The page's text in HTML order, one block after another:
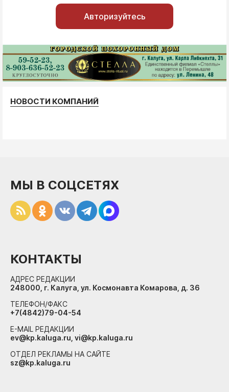
Авторизуйтесь
НОВОСТИ КОМПАНИЙ
МЫ В СОЦСЕТЯХ
КОНТАКТЫ
АДРЕС РЕДАКЦИИ
248000, г. Калуга, ул. Космонавта Комарова, д. 36
ТЕЛЕФОН/ФАКС
+7(4842)79-04-54
E-MAIL РЕДАКЦИИ
ev@kp.kaluga.ru, vi@kp.kaluga.ru
ОТДЕЛ РЕКЛАМЫ НА САЙТЕ
sz@kp.kaluga.ru